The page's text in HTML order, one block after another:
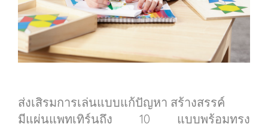
ส่งเสิรมการเล่นแบบแก้ปัญหา สร้างสรรค์
มีแผ่นแพทเทิร์นถึง 10 แบบพร้อมทรง